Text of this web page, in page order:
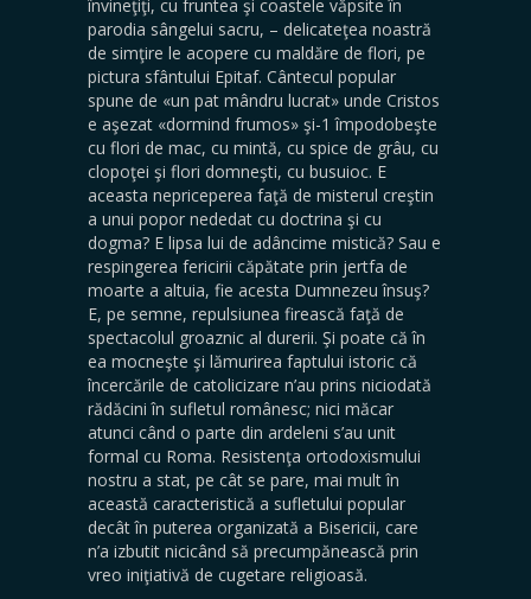
învineţiţi, cu fruntea şi coastele văpsite în
parodia sângelui sacru, – delicateţea noastră
de simţire le acopere cu maldăre de flori, pe
pictura sfântului Epitaf. Cântecul popular
spune de «un pat mândru lucrat» unde Cristos
e aşezat «dormind frumos» şi-1 împodobeşte
cu flori de mac, cu mintă, cu spice de grâu, cu
clopoţei şi flori domneşti, cu busuioc. E
aceasta nepriceperea faţă de misterul creştin
a unui popor nededat cu doctrina şi cu
dogma? E lipsa lui de adâncime mistică? Sau e
respingerea fericirii căpătate prin jertfa de
moarte a altuia, fie acesta Dumnezeu însuş?
E, pe semne, repulsiunea firească faţă de
spectacolul groaznic al durerii. Şi poate că în
ea mocneşte şi lămurirea faptului istoric că
încercările de catolicizare n’au prins niciodată
rădăcini în sufletul românesc; nici măcar
atunci când o parte din ardeleni s’au unit
formal cu Roma. Resistenţa ortodoxismului
nostru a stat, pe cât se pare, mai mult în
această caracteristică a sufletului popular
decât în puterea organizată a Bisericii, care
n’a izbutit nicicând să precumpănească prin
vreo iniţiativă de cugetare religioasă.